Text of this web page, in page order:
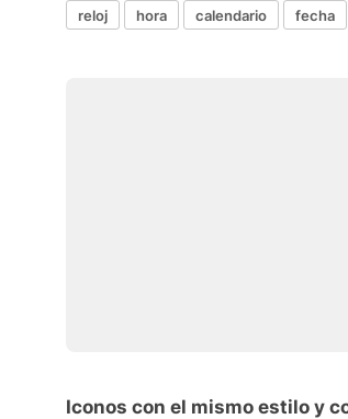
reloj hora calendario fecha
Iconos con el mismo estilo y